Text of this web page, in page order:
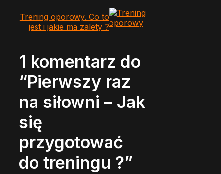
Trening oporowy. Co to
jest i jakie ma zalety ?
1 komentarz do
“Pierwszy raz
na siłowni – Jak
się
przygotować
do treningu ?”